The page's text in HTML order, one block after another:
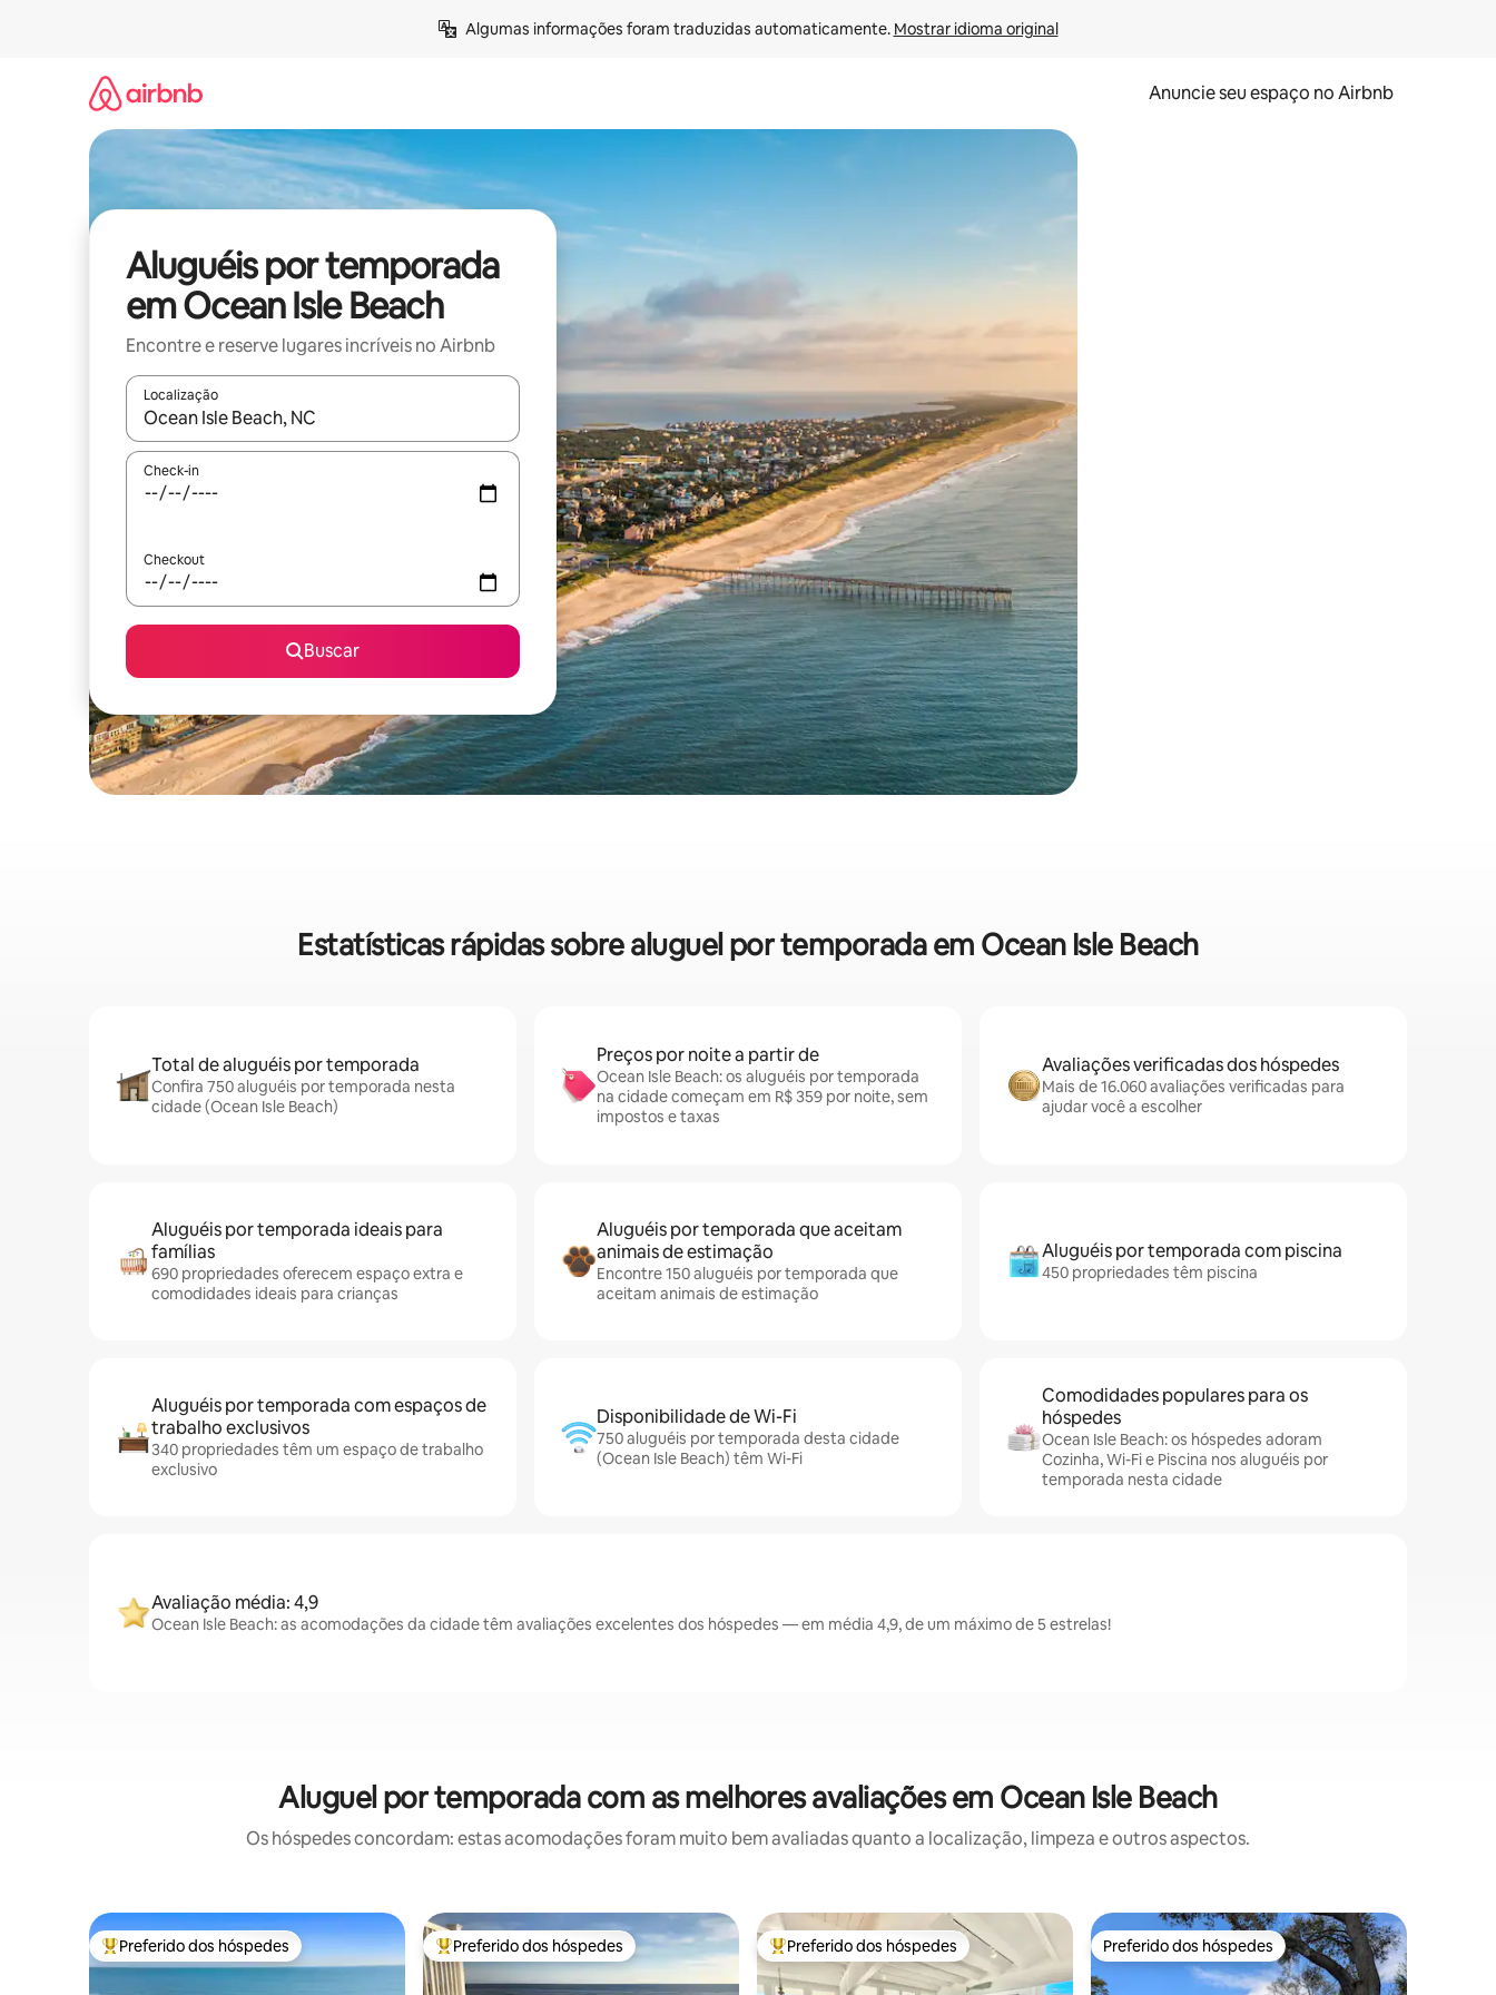
Algumas informações foram traduzidas automaticamente. Mostrar idioma original
Anuncie seu espaço no Airbnb
Aluguéis por temporada
em Ocean Isle Beach
Encontre e reserve lugares incríveis no Airbnb
Localização
Quando os resultados estiverem disponíveis, explore-os usando as seta para cima e para baixo do teclado ou tocando e deslizando o dedo na tela.
Check-in
Checkout
Buscar
Estatísticas rápidas sobre aluguel por temporada em Ocean Isle Beach
Total de aluguéis por temporada
Confira 750 aluguéis por temporada nesta
cidade (Ocean Isle Beach)
Preços por noite a partir de
Ocean Isle Beach: os aluguéis por temporada
na cidade começam em R$ 359 por noite, sem
impostos e taxas
Avaliações verificadas dos hóspedes
Mais de 16.060 avaliações verificadas para
ajudar você a escolher
Aluguéis por temporada ideais para
famílias
690 propriedades oferecem espaço extra e
comodidades ideais para crianças
Aluguéis por temporada que aceitam
animais de estimação
Encontre 150 aluguéis por temporada que
aceitam animais de estimação
Aluguéis por temporada com piscina
450 propriedades têm piscina
Aluguéis por temporada com espaços de
trabalho exclusivos
340 propriedades têm um espaço de trabalho
exclusivo
Disponibilidade de Wi-Fi
750 aluguéis por temporada desta cidade
(Ocean Isle Beach) têm Wi-Fi
Comodidades populares para os
hóspedes
Ocean Isle Beach: os hóspedes adoram
Cozinha, Wi-Fi e Piscina nos aluguéis por
temporada nesta cidade
Avaliação média: 4,9
Ocean Isle Beach: as acomodações da cidade têm avaliações excelentes dos hóspedes — em média 4,9, de um máximo de 5 estrelas!
Aluguel por temporada com as melhores avaliações em Ocean Isle Beach
Os hóspedes concordam: estas acomodações foram muito bem avaliadas quanto a localização, limpeza e outros aspectos.
Entre os melhores preferidos dos hóspedes
Preferido dos hóspedes Entre os melhores preferidos dos hóspedes
Preferido dos hóspedes Entre os melhores preferidos dos hóspedes
Preferido dos hóspedes Preferido dos hóspedes
Preferido dos hóspedes